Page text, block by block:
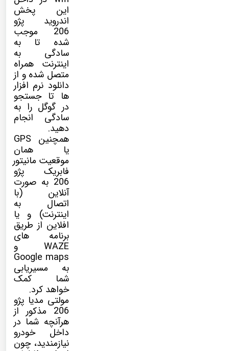
این پخش
اندروید پژو
206 موجب
شده تا به
سادگی به
اینترنت همراه
متصل شده و از
دانلود نرم افزار
ها تا جستجو
در گوگل را به
سادگی انجام
دهید.
همچنین GPS
یا همان
موقعیت مانیتور
فابریک پژو
206 به صورت
آنلاین (با
اتصال به
اینترنت) و یا
افلاین از طریق
برنامه های
WAZE و
Google maps
به مسیریابی
شما کمک
خواهد کرد.
مولتی مدیا پژو
206 مذکور از
هرآنچه شما در
داخل خودرو
نیازمندید، چون